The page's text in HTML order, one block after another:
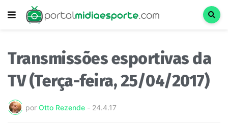
Transmissões esportivas da
TV (Terça-feira, 25/04/2017)
por Otto Rezende - 24.4.17